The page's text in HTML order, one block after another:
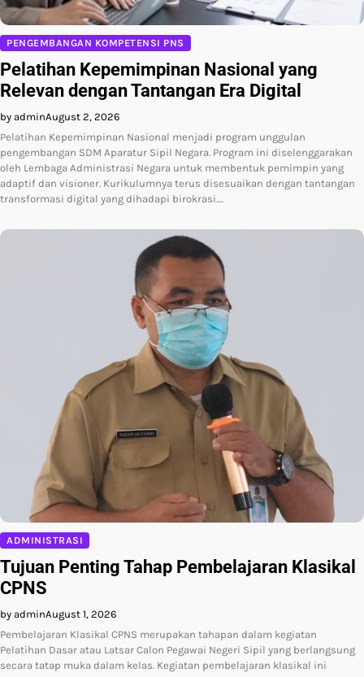
PENGEMBANGAN KOMPETENSI PNS
Pelatihan Kepemimpinan Nasional yang
Relevan dengan Tantangan Era Digital
by adminAugust 2, 2026
Pelatihan Kepemimpinan Nasional menjadi program unggulan
pengembangan SDM Aparatur Sipil Negara. Program ini diselenggarakan
oleh Lembaga Administrasi Negara untuk membentuk pemimpin yang
adaptif dan visioner. Kurikulumnya terus disesuaikan dengan tantangan
transformasi digital yang dihadapi birokrasi.…
ADMINISTRASI
Tujuan Penting Tahap Pembelajaran Klasikal
CPNS
by adminAugust 1, 2026
Pembelajaran Klasikal CPNS merupakan tahapan dalam kegiatan
Pelatihan Dasar atau Latsar Calon Pegawai Negeri Sipil yang berlangsung
secara tatap muka dalam kelas. Kegiatan pembelajaran klasikal ini